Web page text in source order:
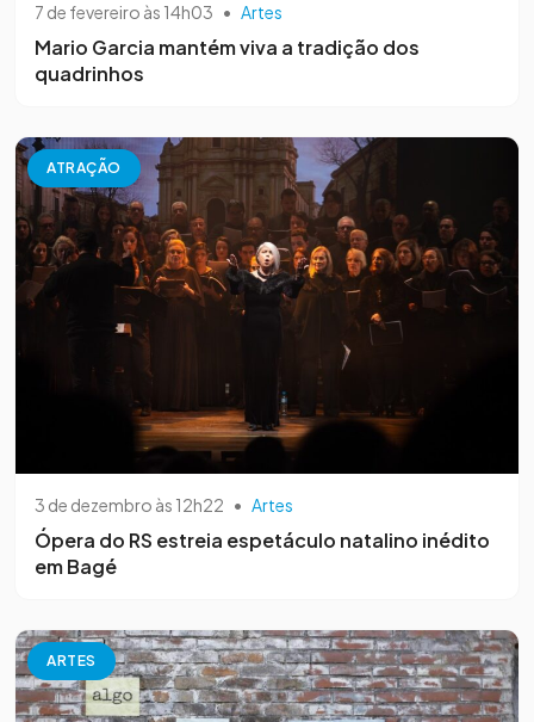
7 de fevereiro às 14h03 • Artes
Mario Garcia mantém viva a tradição dos
quadrinhos
ATRAÇÃO
3 de dezembro às 12h22 • Artes
Ópera do RS estreia espetáculo natalino inédito
em Bagé
ARTES